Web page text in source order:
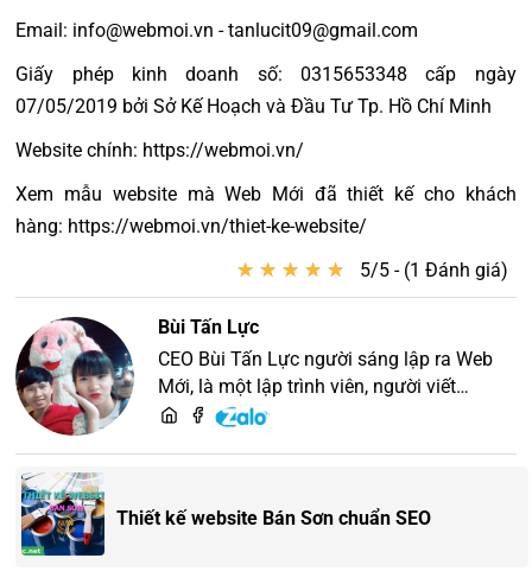
Email: info@webmoi.vn - tanlucit09@gmail.com
Giấy phép kinh doanh số: 0315653348 cấp ngày
07/05/2019 bởi Sở Kế Hoạch và Đầu Tư Tp. Hồ Chí Minh
Website chính: https://webmoi.vn/
Xem mẫu website mà Web Mới đã thiết kế cho khách
hàng: https://webmoi.vn/thiet-ke-website/
★ ★ ★ ★ ★
★ ★ ★ ★ ★ 5/5 - (1 Đánh giá)
Bùi Tấn Lực
CEO Bùi Tấn Lực người sáng lập ra Web
Mới, là một lập trình viên, người viết
content, chuyên tư vấn các vấn đề về
Thiết kế website Bán Sơn chuẩn SEO